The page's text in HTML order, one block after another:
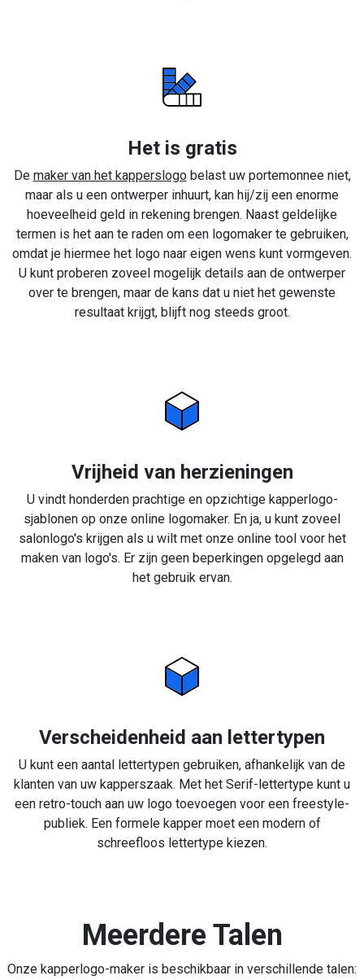
Het is gratis
De maker van het kapperslogobelast uw portemonnee niet,
maar als u een ontwerper inhuurt, kan hij/zij een enorme
hoeveelheid geld in rekening brengen. Naast geldelijke
termen is het aan te raden om een logomaker te gebruiken,
omdat je hiermee het logo naar eigen wens kunt vormgeven.
U kunt proberen zoveel mogelijk details aan de ontwerper
over te brengen, maar de kans dat u niet het gewenste
resultaat krijgt, blijft nog steeds groot.
Vrijheid van herzieningen
U vindt honderden prachtige en opzichtige kapperlogo-
sjablonen op onze online logomaker. En ja, u kunt zoveel
salonlogo's krijgen als u wilt met onze online tool voor het
maken van logo's. Er zijn geen beperkingen opgelegd aan
het gebruik ervan.
Verscheidenheid aan lettertypen
U kunt een aantal lettertypen gebruiken, afhankelijk van de
klanten van uw kapperszaak. Met het Serif-lettertype kunt u
een retro-touch aan uw logo toevoegen voor een freestyle-
publiek. Een formele kapper moet een modern of
schreefloos lettertype kiezen.
Meerdere Talen
Onze kapperlogo-maker is beschikbaar in verschillende talen: